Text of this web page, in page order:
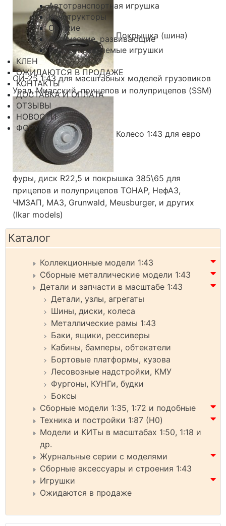
Автотранспортная игрушка
Конструкторы
Оружие
Логические, развивающие
Радиоуправляемые игрушки
КЛЕН
ОЖИДАЮТСЯ В ПРОДАЖЕ
КОНТАКТЫ
ДОСТАВКА И ОПЛАТА
ОТЗЫВЫ
НОВОСТИ
ФОРУМ
Покрышка (шина)
ОИ-25 1:43 для масштабных моделей грузовиков
Урал, Миасский, прицепов и полуприцепов (SSM)
Колесо 1:43 для евро
фуры, диск R22,5 и покрышка 385\65 для
прицепов и полуприцепов ТОНАР, НефАЗ,
ЧМЗАП, МАЗ, Grunwald, Meusburger, и других
(Ikar models)
Каталог
Коллекционные модели 1:43
Сборные металлические модели 1:43
Детали и запчасти в масштабе 1:43
Детали, узлы, агрегаты
Шины, диски, колеса
Металлические рамы 1:43
Баки, ящики, рессиверы
Кабины, бамперы, обтекатели
Бортовые платформы, кузова
Лесовозные надстройки, КМУ
Фургоны, КУНГи, будки
Боксы
Сборные модели 1:35, 1:72 и подобные
Техника и постройки 1:87 (H0)
Модели и КИТы в масштабах 1:50, 1:18 и
др.
Журнальные серии с моделями
Сборные аксессуары и строения 1:43
Игрушки
Ожидаются в продаже